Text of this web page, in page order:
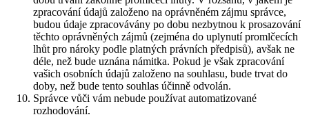
zpracování údajů založeno na oprávněném zájmu správce,
budou údaje zpracovávány po dobu nezbytnou k prosazování
těchto oprávněných zájmů (zejména do uplynutí promlčecích
lhůt pro nároky podle platných právních předpisů), avšak ne
déle, než bude uznána námitka. Pokud je však zpracování
vašich osobních údajů založeno na souhlasu, bude trvat do
doby, než bude tento souhlas účinně odvolán.
Správce vůči vám nebude používat automatizované
rozhodování.